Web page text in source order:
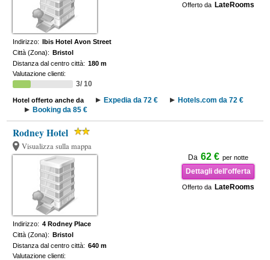
Offerto da LateRooms
Indirizzo: Ibis Hotel Avon Street
Città (Zona): Bristol
Distanza dal centro città: 180 m
Valutazione clienti:
3/ 10
Hotel offerto anche da Expedia da 72 €
Hotels.com da 72 €
Booking da 85 €
Rodney Hotel
Visualizza sulla mappa
Da 62 € per notte
Dettagli dell'offerta
Offerto da LateRooms
Indirizzo: 4 Rodney Place
Città (Zona): Bristol
Distanza dal centro città: 640 m
Valutazione clienti: